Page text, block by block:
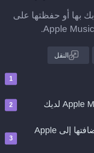
بها أو حفظتها على
النقل
اختر المقاطع المفضلة التي تريد إضافتها إلى Apple